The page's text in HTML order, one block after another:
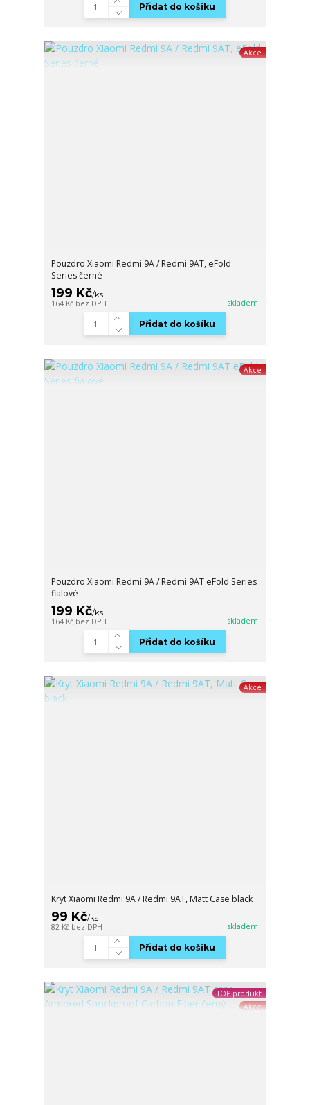
Přidat do košíku
Akce
Pouzdro Xiaomi Redmi 9A / Redmi 9AT, eFold
Series černé
199 Kč/ks
164 Kč bez DPH skladem
Přidat do košíku
Akce
Pouzdro Xiaomi Redmi 9A / Redmi 9AT eFold Series
fialové
199 Kč/ks
164 Kč bez DPH skladem
Přidat do košíku
Akce
Kryt Xiaomi Redmi 9A / Redmi 9AT, Matt Case black
99 Kč/ks
82 Kč bez DPH skladem
Přidat do košíku
TOP produkt
Akce